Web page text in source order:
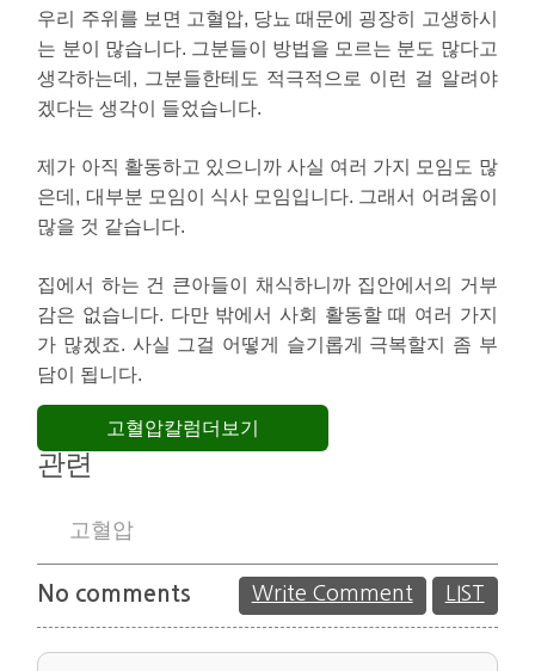
우리 주위를 보면 고혈압, 당뇨 때문에 굉장히 고생하시
는 분이 많습니다. 그분들이 방법을 모르는 분도 많다고
생각하는데, 그분들한테도 적극적으로 이런 걸 알려야
겠다는 생각이 들었습니다.
제가 아직 활동하고 있으니까 사실 여러 가지 모임도 많
은데, 대부분 모임이 식사 모임입니다. 그래서 어려움이
많을 것 같습니다.
집에서 하는 건 큰아들이 채식하니까 집안에서의 거부
감은 없습니다. 다만 밖에서 사회 활동할 때 여러 가지
가 많겠죠. 사실 그걸 어떻게 슬기롭게 극복할지 좀 부
담이 됩니다.
고혈압칼럼더보기
관련
고혈압
No comments Write Comment LIST